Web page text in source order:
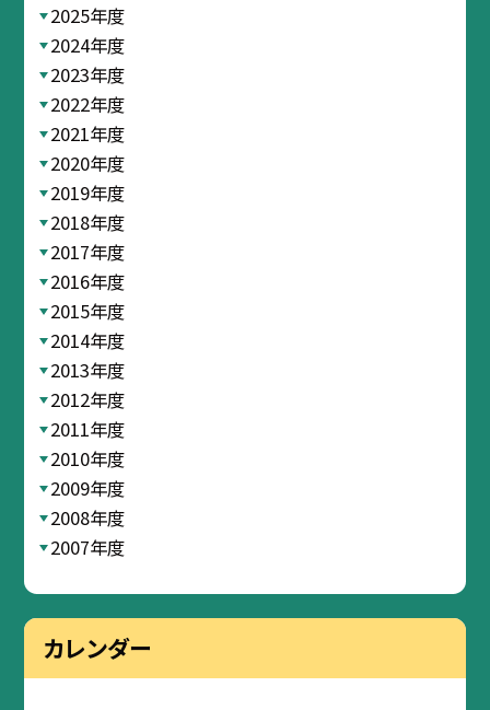
2025年度
2024年度
2023年度
2022年度
2021年度
2020年度
2019年度
2018年度
2017年度
2016年度
2015年度
2014年度
2013年度
2012年度
2011年度
2010年度
2009年度
2008年度
2007年度
カレンダー